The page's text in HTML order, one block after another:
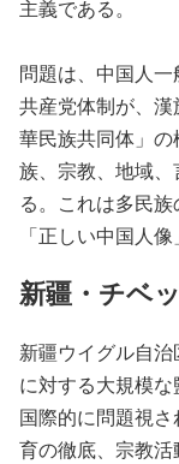
主義である。
問題は、中国人
共産党体制が、漢
華民族共同体」
族、宗教、地域
る。これは多民
「正しい中国人
新疆・チベ
新疆ウイグル自
に対する大規模
国際的に問題視
育の徹底、宗教